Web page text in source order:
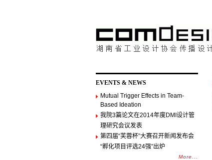
EVENTS & NEWS
Mutual Trigger Effects in Team-
Based Ideation
我院3篇论文在2014年度DMI设计管
理研究会议发表
第四届“芙蓉杯”大赛召开新闻发布会
“孵化项目评选24强”出炉
More...